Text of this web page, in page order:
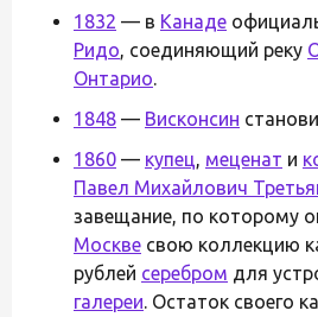
1832 — в Канаде
Ридо, соединяющий реку
Онтарио.
1848 — Висконсин
1860 — купец, меценат и
Павел Михайлович
завещание, по которому
Москве свою коллекцию
рублей серебром для
галереи. Остаток своего